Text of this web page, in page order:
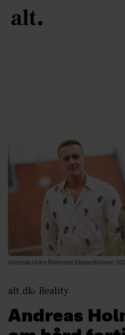
Andreas Holm Robinson Ekspeditionen
alt.dk Reality
Andreas